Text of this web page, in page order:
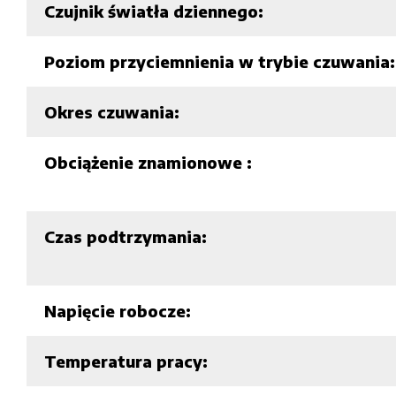
Czujnik światła dziennego:
Poziom przyciemnienia w trybie czuwania:
Okres czuwania:
Obciążenie znamionowe :
Czas podtrzymania:
Napięcie robocze:
Temperatura pracy: